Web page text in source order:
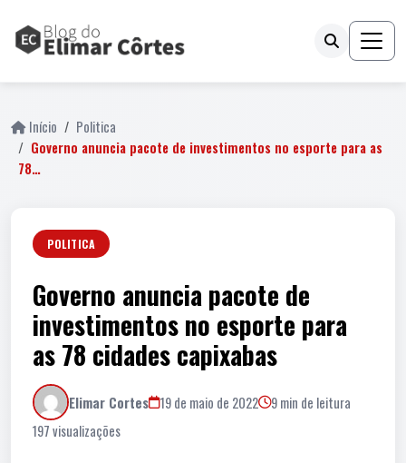
Início
Politica
Governo anuncia pacote de investimentos no esporte para as
78…
POLITICA
Governo anuncia pacote de
investimentos no esporte para
as 78 cidades capixabas
Elimar Cortes 19 de maio de 2022
9 min de leitura
197 visualizações